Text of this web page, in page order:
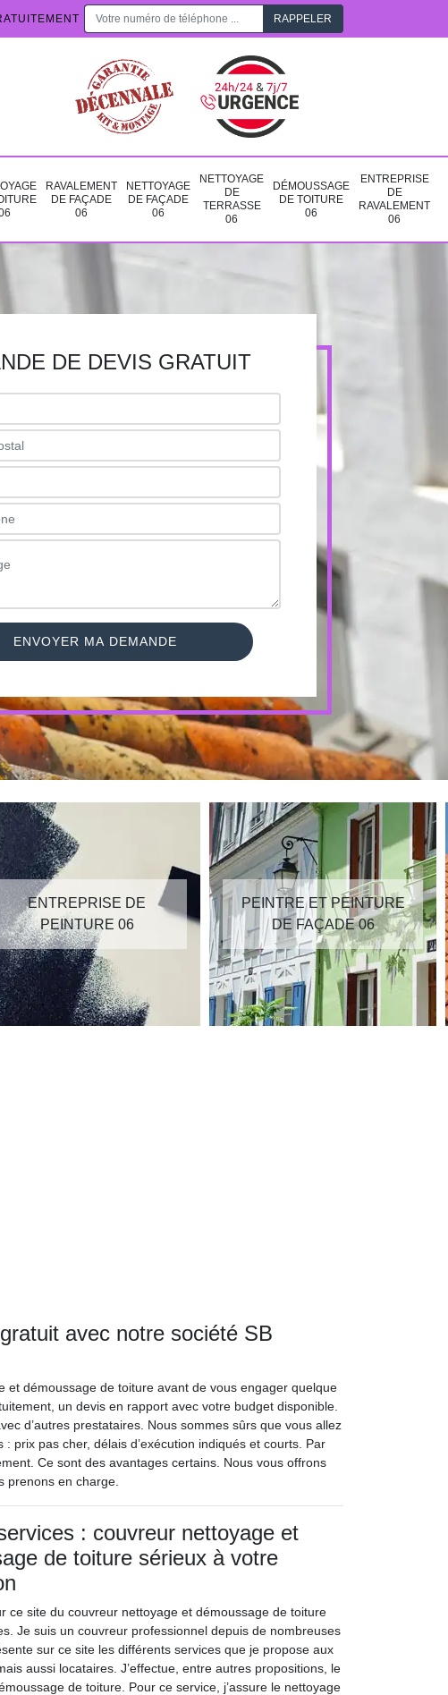
RAVALEMENT
DE FAÇADE
06
NETTOYAGE
DE FAÇADE
06
NETTOYAGE
DE
TERRASSE
06
DÉMOUSSAGE
DE TOITURE
06
ENTREPRISE
DE
RAVALEMENT
06
DE DEVIS GRATUIT
ENTREPRISE DE
PEINTURE 06
PEINTRE ET PEINTURE
DE FAÇADE 06
avec notre société SB
et démoussage de toiture avant de vous engager quelque
un devis en rapport avec votre budget disponible.
d’autres prestataires. Nous sommes sûrs que vous allez
prix pas cher, délais d’exécution indiqués et courts. Par
Ce sont des avantages certains. Nous vous offrons
prenons en charge.
: couvreur nettoyage et
de toiture sérieux à votre
ce site du couvreur nettoyage et démoussage de toiture
Je suis un couvreur professionnel depuis de nombreuses
sur ce site les différents services que je propose aux
aussi locataires. J’effectue, entre autres propositions, le
de toiture. Pour ce service, j’assure le nettoyage